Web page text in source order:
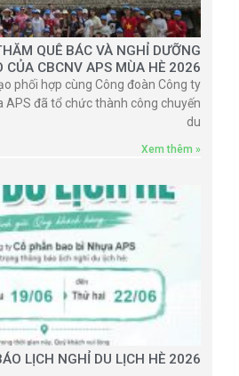
QUÊ BÁC VÀ NGHỈ DƯỠNG
CỦA CBCNV APS MÙA HÈ 2026
phối hợp cùng Công đoàn Công ty
APS đã tổ chức thành công chuyến
du
Xem thêm »
LỊCH NGHỈ DU LỊCH HÈ 2026